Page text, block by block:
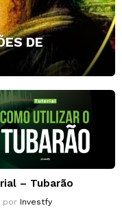
DE
– Tubarão
por Investfy